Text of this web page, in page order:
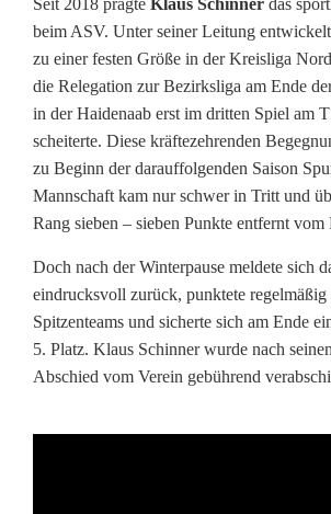
A
l
t
b
e
k
a
n
n
e
beim ASV. Unter seiner Leitung
zu einer festen Größe in der Kreisliga
die Relegation zur Bezirksliga am Ende
in der Haidenaab erst im dritten Spiel am
scheiterte. Diese kräftezehrenden
zu Beginn der darauffolgenden Saison
Mannschaft kam nur schwer in Tritt und
Rang sieben – sieben Punkte entfernt vom
Doch nach der Winterpause meldete sich
eindrucksvoll zurück, punktete regelmäßig
Spitzenteams und sicherte sich am Ende
5. Platz. Klaus Schinner wurde nach
Abschied vom Verein gebührend